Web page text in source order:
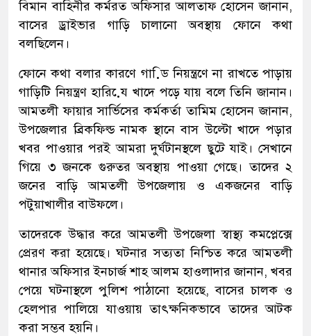
বিমান বাহিনীর কর্মরত অফিসার আলতাফ হোসেন জানান,
বাসের ড্রাইভার গাড়ি চালানো অবস্থায় ফোনে কথা
বলছিলেন।
ফোনে কথা বলার কারণে গাডি় নিয়ন্ত্রণে না রাখতে পাড়ায়
গাড়িটি নিয়ন্ত্রণ হারিযে় খাদে পড়ে যায় বলে তিনি জানান।
আমতলী ফায়ার সার্ভিসের কর্মকর্তা তামিম হোসেন জানান,
উপজেলার ব্রিকফিল্ড নামক স্থানে বাস উল্টো খাদে পড়ার
খবর পাওয়ার পরই আমরা দুর্ঘটানস্থলে ছুটে যাই। সেখানে
গিয়ে ৩ জনকে গুরুতর অবস্থায় পাওয়া গেছে। তাদের ২
জনের বাড়ি আমতলী উপজেলায় ও একজনের বাড়ি
পটুয়াখালীর বাউফলে।
তাদেরকে উদ্ধার করে আমতলী উপজেলা স্বাস্থ্য কমপ্লেক্সে
প্রেরণ করা হয়েছে। ঘটনার সত্যতা নিশ্চিত করে আমতলী
থানার অফিসার ইনচার্জ শাহ আলম হাওলাদার জানান, খবর
পেয়ে ঘটনাস্থলে পুলিশ পাঠানো হয়েছে, বাসের চালক ও
হেলপার পালিয়ে যাওয়ায় তাৎক্ষনিকভাবে তাদের আটক
করা সম্ভব হয়নি।